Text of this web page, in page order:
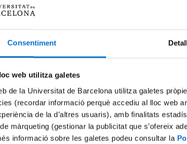
Consentiment
web utilitza galetes
de la Universitat de Barcelona utilitza galetes
(recordar informació perquè accediu al lloc web
de la d’altres usuaris), amb finalitats
màrqueting (gestionar la publicitat que s’ofereix
informació sobre les galetes podeu consultar la
Something
An error occurred,
Try